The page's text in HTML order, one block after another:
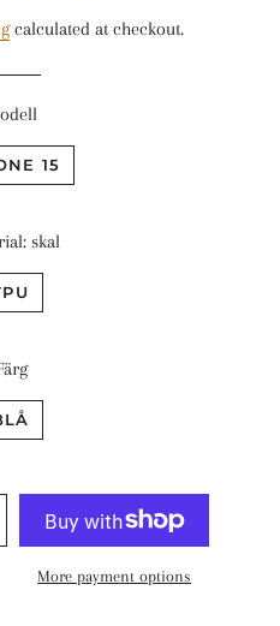
calculated at checkout.
15
skal
More payment options